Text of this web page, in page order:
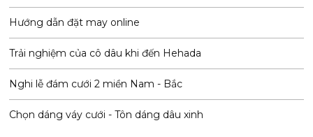
Hướng dẫn đặt may online
Trải nghiệm của cô dâu khi đến Hehada
Nghi lễ đám cưới 2 miền Nam - Bắc
Chọn dáng váy cưới - Tôn dáng dâu xinh